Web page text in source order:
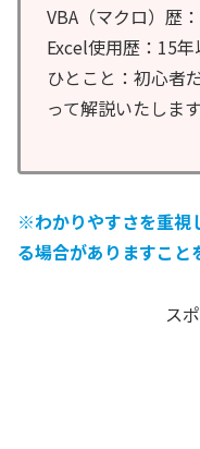
VBA（マクロ）歴
Excel使用歴：15年
ひとこと：初心者
って解説いたします
※わかりやすさを重視
る場合がありますこと
ス